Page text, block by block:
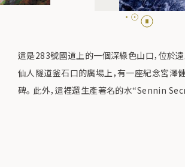
這是283號國道上的一個深綠色山口，位於
仙人隧道釜石口的廣場上，有一座紀念宮澤
碑。 此外，這裡還生產著名的水“Sennin